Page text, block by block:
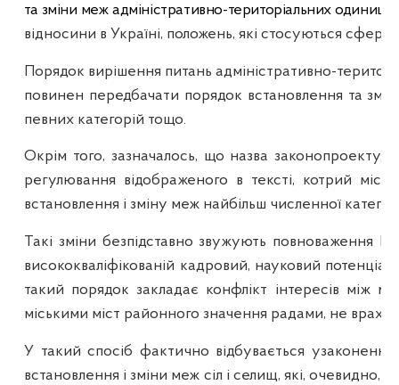
та зміни меж адміністративно-територіальних одиниць,
відносини в Україні, положень, які стосуються
Порядок вирішення питань адміністративно-
повинен передбачати порядок встановлення та
певних категорій тощо.
Окрім того, зазначалось, що назва
регулювання відображеного в тексті, котрий
встановлення і зміну меж найбільш численної
Такі зміни безпідставно звужують повноваження
висококваліфікованій кадровий, науковий
такий порядок закладає конфлікт інтересів між
міськими міст районного значення радами, не
У такий спосіб фактично відбувається
встановлення і зміни меж сіл і селищ, які,